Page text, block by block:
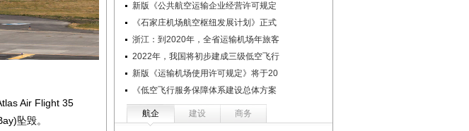
Air Flight 35
坠毁。
新版《公共航空运输企业经营许可规定
《石家庄机场航空枢纽发展计划》正式
浙江：到2020年，全省运输机场年旅客
2022年，我国将初步建成三级低空飞行
新版《运输机场使用许可规定》将于20
《低空飞行服务保障体系建设总体方案
航企 建设 商务